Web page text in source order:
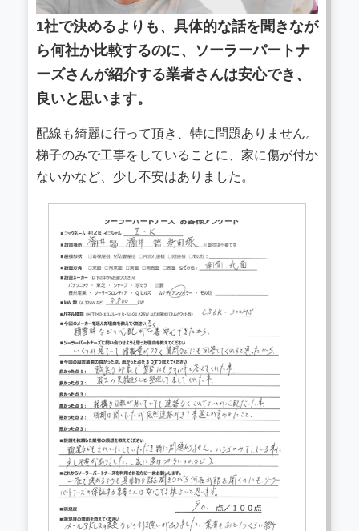
1社で決めるよりも、具体的な話を聞きなが
ら何社か比較するのに、ソーラーパートナ
ーズさんが紹介する業者さんは安心でき、
良いと思います。
配線も綺麗に行って頂き、特に問題ありません。
梯子のみで工事をしていることに、家に傷が付か
ないかなど、少し不安はありました。